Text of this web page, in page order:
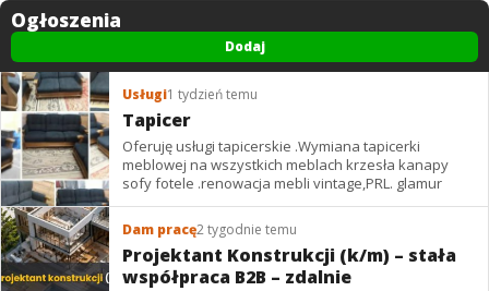
Ogłoszenia
Dodaj
Usługi1 tydzień temu
Tapicer
Oferuję usługi tapicerskie .Wymiana tapicerki
meblowej na wszystkich meblach krzesła kanapy
sofy fotele .renowacja mebli vintage,PRL. glamur
Dam pracę2 tygodnie temu
Projektant Konstrukcji (k/m) – stała
współpraca B2B – zdalnie